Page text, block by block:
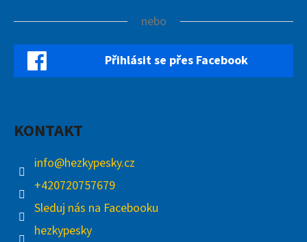
nebo
Přihlásit se přes Facebook
KONTAKT
info@hezkypesky.cz
+420720757679
Sleduj nás na Facebooku
hezkypesky